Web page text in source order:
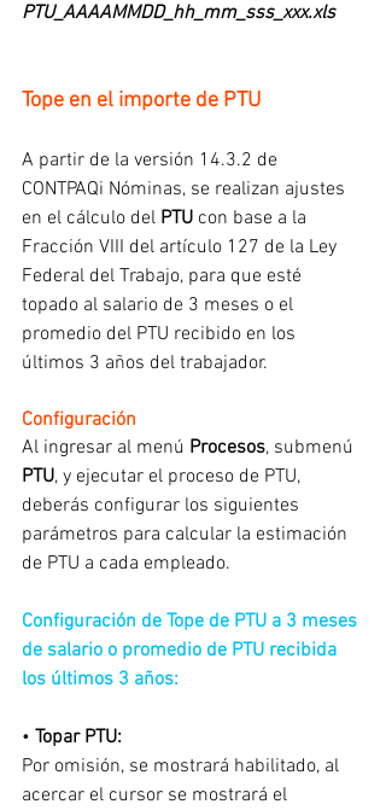
PTU_AAAAMMDD_hh_mm_sss_xxx.xls
Tope en el importe de PTU
A partir de la versión 14.3.2 de
CONTPAQi Nóminas, se realizan ajustes
en el cálculo del PTU con base a la
Fracción VIII del artículo 127 de la Ley
Federal del Trabajo, para que esté
topado al salario de 3 meses o el
promedio del PTU recibido en los
últimos 3 años del trabajador.
Configuración
Al ingresar al menú Procesos, submenú
PTU, y ejecutar el proceso de PTU,
deberás configurar los siguientes
parámetros para calcular la estimación
de PTU a cada empleado.
Configuración de Tope de PTU a 3 meses
de salario o promedio de PTU recibida
los últimos 3 años:
• Topar PTU:
Por omisión, se mostrará habilitado, al
acercar el cursor se mostrará el